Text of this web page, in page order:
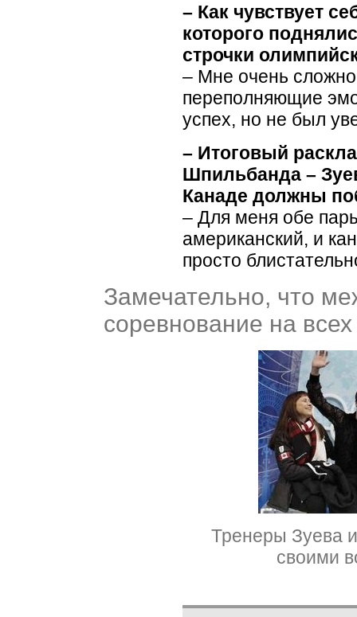
– Как чувствует
которого
строчки
– Мне очень
переполняющие
успех, но не был
– Итоговый
Шпильбанда –
Канаде должны
– Для меня обе
американский, и
просто
Замечательно, что
соревнование на всех
Тренеры Зуева
своими